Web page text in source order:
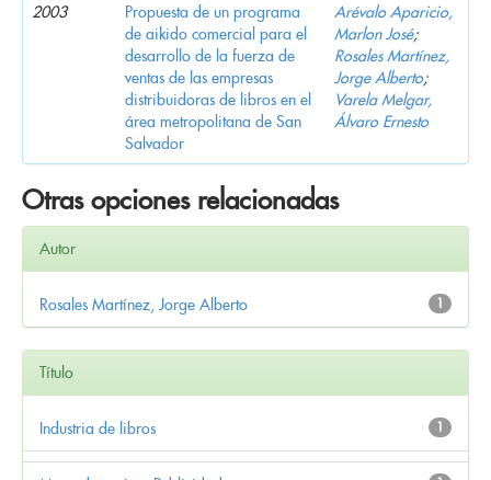
2003
Propuesta de un programa
de aikido comercial para el
desarrollo de la fuerza de
ventas de las empresas
distribuidoras de libros en el
área metropolitana de San
Salvador
Arévalo Aparicio,
Marlon José;
Rosales Martínez,
Jorge Alberto;
Varela Melgar,
Álvaro Ernesto
Otras opciones relacionadas
Autor
1
Rosales Martínez, Jorge Alberto
Título
1
Industria de libros